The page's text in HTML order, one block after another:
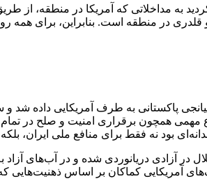
به مداخلاتی که آمریکا در منطقه، از
در منطقه است. بنابراین، برای همه
پاکستانی به طرف آمریکایی داده شد
همچون برقراری امنیت و صلح در تمام
بود نه فقط برای منافع ملی ایران،
داشته باشیم که اقدامات آمریکا و رژیم صهیونیستی در این ۷۰ تا ۸۰ روز موجب
آمریکایی کماکان بر اساس ذهنیت‌هایی